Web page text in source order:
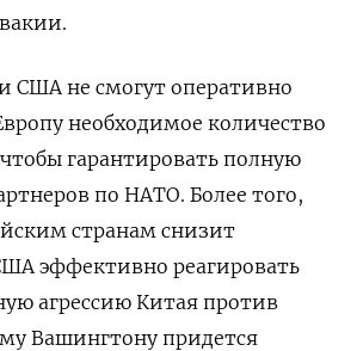
США не смогут оперативно
необходимое количество
гарантировать полную
по НАТО. Более того,
странам снизит
эффективно реагировать
агрессию Китая против
Вашингтону придется